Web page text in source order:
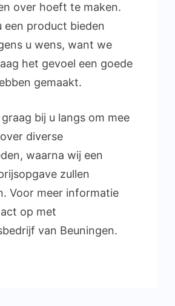
over hoeft te maken.
een product bieden
u wens, want we
het gevoel een goede
gemaakt.
bij u langs om mee
diverse
waarna wij een
zullen
Voor meer informatie
op met
van Beuningen.